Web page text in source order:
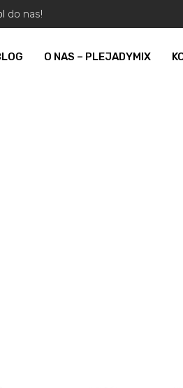
do nas!
O NAS – PLEJADYMIX